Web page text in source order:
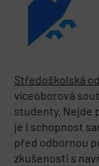
Středoškolská
víceoborová
studenty. Nejde
je i schopnost
před odbornou
zkušenosti s